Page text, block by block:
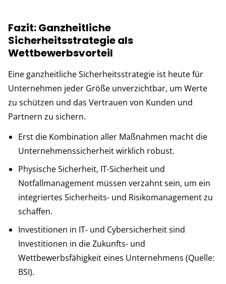
Fazit: Ganzheitliche
Sicherheitsstrategie als
Wettbewerbsvorteil
Eine ganzheitliche Sicherheitsstrategie ist heute für
Unternehmen jeder Größe unverzichtbar, um Werte
zu schützen und das Vertrauen von Kunden und
Partnern zu sichern.
Erst die Kombination aller Maßnahmen macht die
Unternehmenssicherheit wirklich robust.
Physische Sicherheit, IT-Sicherheit und
Notfallmanagement müssen verzahnt sein, um ein
integriertes Sicherheits- und Risikomanagement zu
schaffen.
Investitionen in IT- und Cybersicherheit sind
Investitionen in die Zukunfts- und
Wettbewerbsfähigkeit eines Unternehmens (Quelle:
BSI).